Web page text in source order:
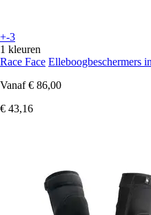
+-3
1 kleuren
Race Face Elleboogbeschermers
Vanaf € 86,00
€ 43,16